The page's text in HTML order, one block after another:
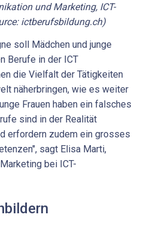
und Marketing, ICT-
ictberufsbildung.ch)
soll Mädchen und junge
Berufe in der ICT
die Vielfalt der Tätigkeiten
näherbringen, wie es weiter
Frauen haben ein falsches
sind in der Realität
erfordern zudem ein grosses
sagt Elisa Marti,
bei ICT-